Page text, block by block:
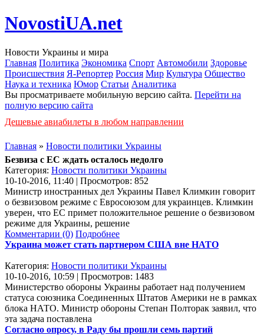
NovostiUA.net
Новости Украины и мира
Главная Политика Экономика Спорт Автомобили Здоровье
Происшествия Я-Репортер Россия Мир Культура Общество
Наука и техника Юмор Статьи Аналитика
Вы просматриваете мобильную версию сайта. Перейти на
полную версию сайта
Дешевые авиабилеты в любом направлении
Главная » Новости политики Украины
Безвиза с ЕС ждать осталось недолго
Категория: Новости политики Украины
10-10-2016, 11:40 | Просмотров: 852
Министр иностранных дел Украины Павел Климкин говорит
о безвизовом режиме с Евросоюзом для украинцев. Климкин
уверен, что ЕС примет положительное решение о безвизовом
режиме для Украины, решение
Комментарии (0) Подробнее
Украина может стать партнером США вне НАТО
Категория: Новости политики Украины
10-10-2016, 10:59 | Просмотров: 1483
Министерство обороны Украины работает над получением
статуса союзника Соединенных Штатов Америки не в рамках
блока НАТО. Министр обороны Степан Полторак заявил, что
эта задача поставлена
Согласно опросу, в Раду бы прошли семь партий